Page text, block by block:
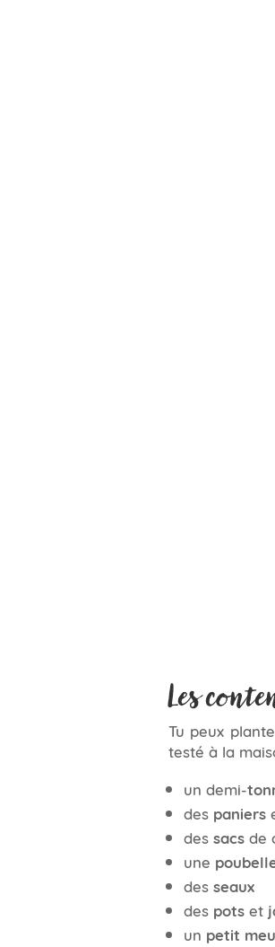
Les
Tu peux
testé à la
un demi-
des paniers
des sacsde
une
des seaux
des potset
un petit